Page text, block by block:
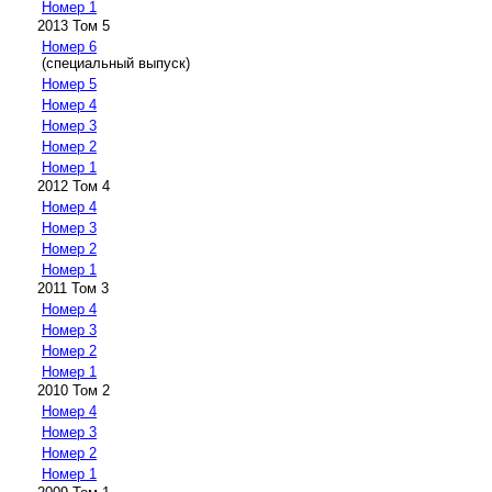
Номер 1
2013 Том 5
Номер 6
(специальный выпуск)
Номер 5
Номер 4
Номер 3
Номер 2
Номер 1
2012 Том 4
Номер 4
Номер 3
Номер 2
Номер 1
2011 Том 3
Номер 4
Номер 3
Номер 2
Номер 1
2010 Том 2
Номер 4
Номер 3
Номер 2
Номер 1